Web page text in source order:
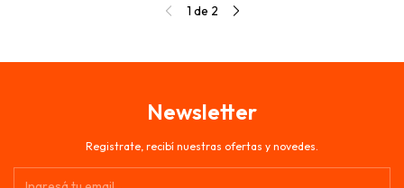
1 de 2
Newsletter
Registrate, recibí nuestras ofertas y novedes.